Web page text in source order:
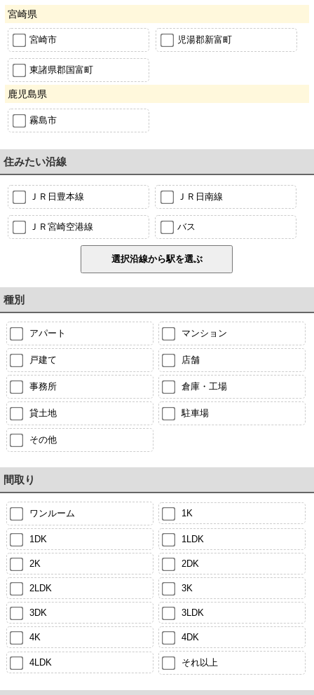
宮崎県
宮崎市 児湯郡新富町
東諸県郡国富町
鹿児島県
霧島市
住みたい沿線
ＪＲ日豊本線 ＪＲ日南線
ＪＲ宮崎空港線 バス
種別
アパート マンション
戸建て 店舗
事務所 倉庫・工場
貸土地 駐車場
その他
間取り
ワンルーム 1K
1DK 1LDK
2K 2DK
2LDK 3K
3DK 3LDK
4K 4DK
4LDK それ以上